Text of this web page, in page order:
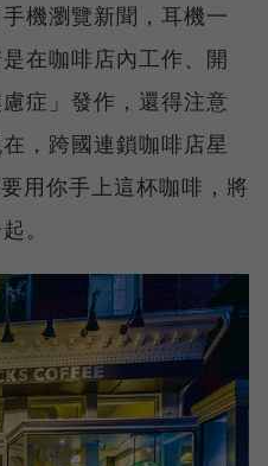
機瀏覽新聞，耳機一
在咖啡店內工作、開
症」發作，還得注意
，跨國連鎖咖啡店星
用你手上這杯咖啡，將
。